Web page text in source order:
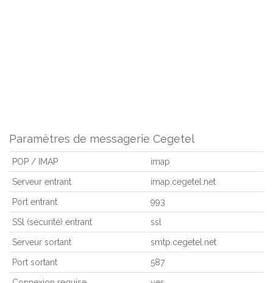
Paramètres de messagerie Cegetel
POP / IMAP imap
Serveur entrant imap.cegetel.net
Port entrant 993
SSl (sécurité) entrant ssl
Serveur sortant smtp.cegetel.net
Port sortant 587